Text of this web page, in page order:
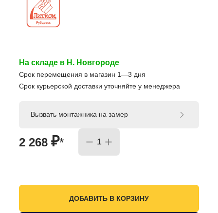
На складе в Н. Новгороде
Срок перемещения в магазин 1—3 дня
Срок курьерской доставки уточняйте у менеджера
2 268 ₽*
Вызвать монтажника на замер